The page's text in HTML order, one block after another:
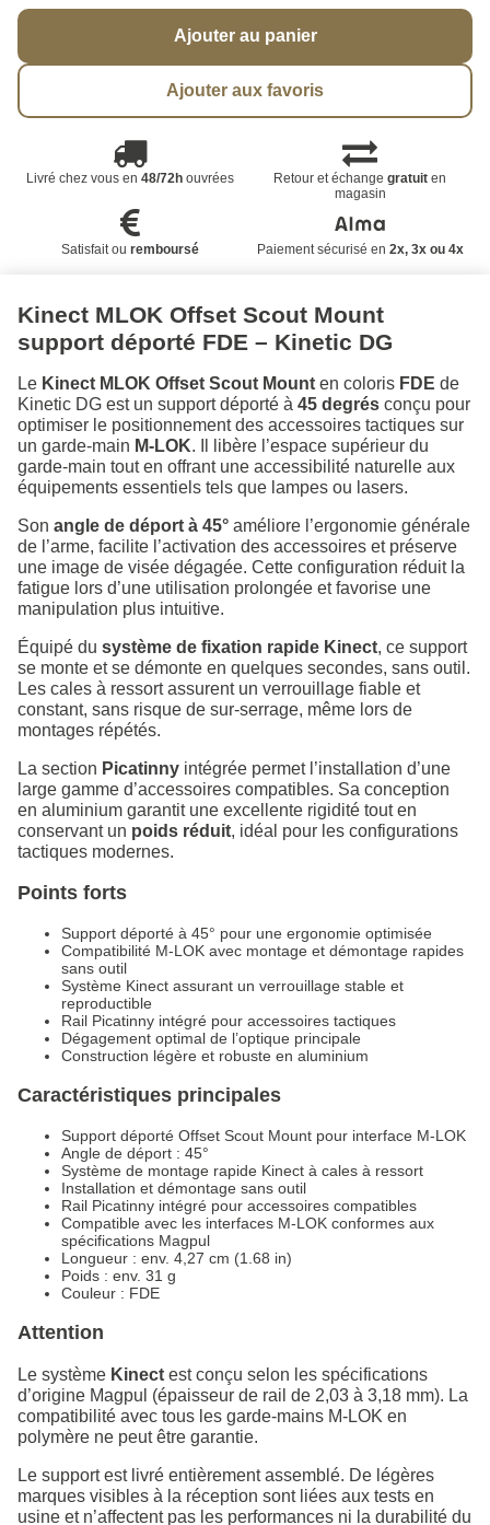
Ajouter au panier
Ajouter aux favoris
Livré chez vous en 48/72houvrées Retour et échangegratuit en
magasin
Satisfait ou remboursé Paiement sécurisé en 2x, 3x ou 4x
Kinect MLOK Offset Scout Mount
support déporté FDE – Kinetic DG
Le Kinect MLOK Offset Scout Mount en coloris FDE de
Kinetic DG est un support déporté à 45 degrés conçu pour
optimiser le positionnement des accessoires tactiques sur
un garde-main M-LOK. Il libère l’espace supérieur du
garde-main tout en offrant une accessibilité naturelle aux
équipements essentiels tels que lampes ou lasers.
Son angle de déport à 45° améliore l’ergonomie générale
de l’arme, facilite l’activation des accessoires et préserve
une image de visée dégagée. Cette configuration réduit la
fatigue lors d’une utilisation prolongée et favorise une
manipulation plus intuitive.
Équipé du système de fixation rapide Kinect, ce support
se monte et se démonte en quelques secondes, sans outil.
Les cales à ressort assurent un verrouillage fiable et
constant, sans risque de sur-serrage, même lors de
montages répétés.
La section Picatinny intégrée permet l’installation d’une
large gamme d’accessoires compatibles. Sa conception
en aluminium garantit une excellente rigidité tout en
conservant un poids réduit, idéal pour les configurations
tactiques modernes.
Points forts
Support déporté à 45° pour une ergonomie optimisée
Compatibilité M-LOK avec montage et démontage rapides
sans outil
Système Kinect assurant un verrouillage stable et
reproductible
Rail Picatinny intégré pour accessoires tactiques
Dégagement optimal de l’optique principale
Construction légère et robuste en aluminium
Caractéristiques principales
Support déporté Offset Scout Mount pour interface M-LOK
Angle de déport : 45°
Système de montage rapide Kinect à cales à ressort
Installation et démontage sans outil
Rail Picatinny intégré pour accessoires compatibles
Compatible avec les interfaces M-LOK conformes aux
spécifications Magpul
Longueur : env. 4,27 cm (1.68 in)
Poids : env. 31 g
Couleur : FDE
Attention
Le système Kinect est conçu selon les spécifications
d’origine Magpul (épaisseur de rail de 2,03 à 3,18 mm). La
compatibilité avec tous les garde-mains M-LOK en
polymère ne peut être garantie.
Le support est livré entièrement assemblé. De légères
marques visibles à la réception sont liées aux tests en
usine et n’affectent pas les performances ni la durabilité du